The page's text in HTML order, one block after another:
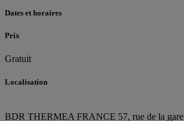
Dates et horaires
Prix
Gratuit
Localisation
BDR THERMEA FRANCE 57, rue de la gare